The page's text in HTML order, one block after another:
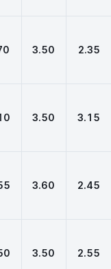
3.50 2.35
3.50 3.15
3.60 2.45
3.50 2.55